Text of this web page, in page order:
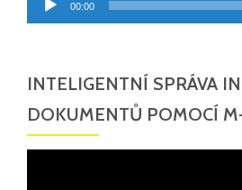
00:00
INTELIGENTNÍ SPRÁVA
DOKUMENTŮ POMOCÍ